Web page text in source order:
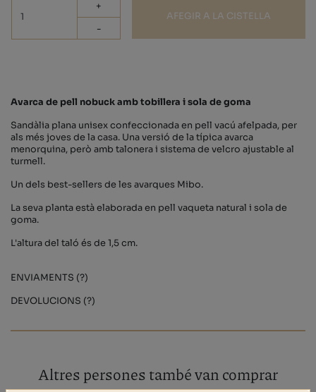
+
-
AFEGIR A LA CISTELLA
Avarca de pell nobuck amb tobillera i sola de goma
Sandàlia plana unisex confeccionada en pell vacú afelpada, per
als més joves de la casa. Una versió de la típica avarca
menorquina, però amb talonera i sistema de velcro ajustable al
turmell.
Un dels best-sellers de les avarques Mibo.
La seva planta està elaborada en pell vaqueta natural i sola de
goma.
L'altura del taló és de 1,5 cm.
ENVIAMENTS (?)
DEVOLUCIONS (?)
Altres persones també van comprar